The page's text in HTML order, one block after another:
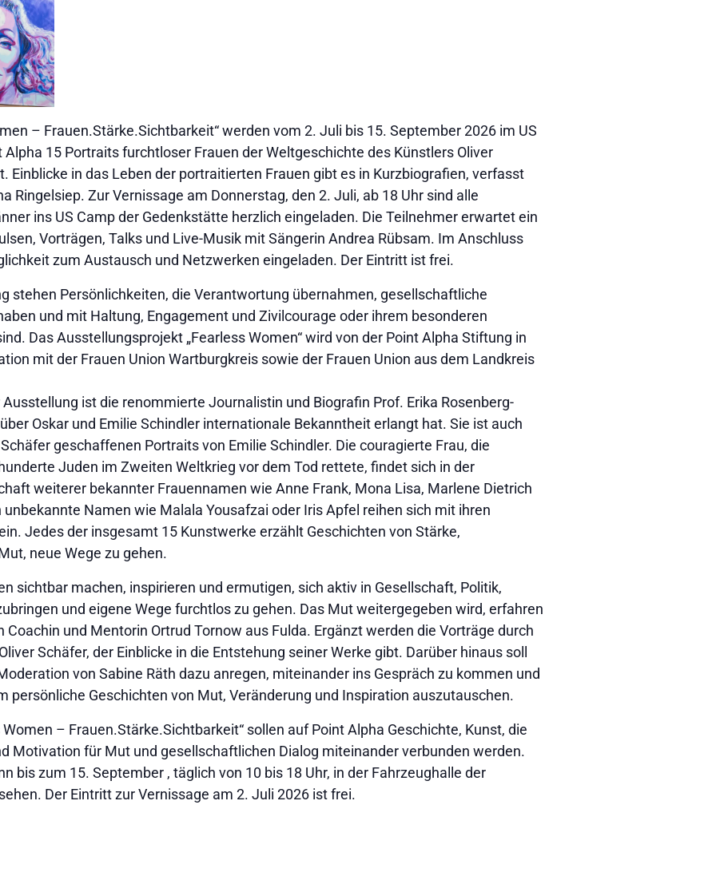
– Frauen.Stärke.Sichtbarkeit“ werden vom 2. Juli bis 15. September 2026 im US
15 Portraits furchtloser Frauen der Weltgeschichte des Künstlers Oliver
Einblicke in das Leben der portraitierten Frauen gibt es in Kurzbiografien, verfasst
Ringelsiep. Zur Vernissage am Donnerstag, den 2. Juli, ab 18 Uhr sind alle
ins US Camp der Gedenkstätte herzlich eingeladen. Die Teilnehmer erwartet ein
Vorträgen, Talks und Live-Musik mit Sängerin Andrea Rübsam. Im Anschluss
zum Austausch und Netzwerken eingeladen. Der Eintritt ist frei.
stehen Persönlichkeiten, die Verantwortung übernahmen, gesellschaftliche
und mit Haltung, Engagement und Zivilcourage oder ihrem besonderen
Das Ausstellungsprojekt „Fearless Women“ wird von der Point Alpha Stiftung in
mit der Frauen Union Wartburgkreis sowie der Frauen Union aus dem Landkreis
ist die renommierte Journalistin und Biografin Prof. Erika Rosenberg-
Oskar und Emilie Schindler internationale Bekanntheit erlangt hat. Sie ist auch
geschaffenen Portraits von Emilie Schindler. Die couragierte Frau, die
Juden im Zweiten Weltkrieg vor dem Tod rettete, findet sich in der
weiterer bekannter Frauennamen wie Anne Frank, Mona Lisa, Marlene Dietrich
Namen wie Malala Yousafzai oder Iris Apfel reihen sich mit ihren
Jedes der insgesamt 15 Kunstwerke erzählt Geschichten von Stärke,
neue Wege zu gehen.
sichtbar machen, inspirieren und ermutigen, sich aktiv in Gesellschaft, Politik,
und eigene Wege furchtlos zu gehen. Das Mut weitergegeben wird, erfahren
Coachin und Mentorin Ortrud Tornow aus Fulda. Ergänzt werden die Vorträge durch
Schäfer, der Einblicke in die Entstehung seiner Werke gibt. Darüber hinaus soll
von Sabine Räth dazu anregen, miteinander ins Gespräch zu kommen und
persönliche Geschichten von Mut, Veränderung und Inspiration auszutauschen.
– Frauen.Stärke.Sichtbarkeit“ sollen auf Point Alpha Geschichte, Kunst, die
Motivation für Mut und gesellschaftlichen Dialog miteinander verbunden werden.
bis zum 15. September , täglich von 10 bis 18 Uhr, in der Fahrzeughalle der
Der Eintritt zur Vernissage am 2. Juli 2026 ist frei.